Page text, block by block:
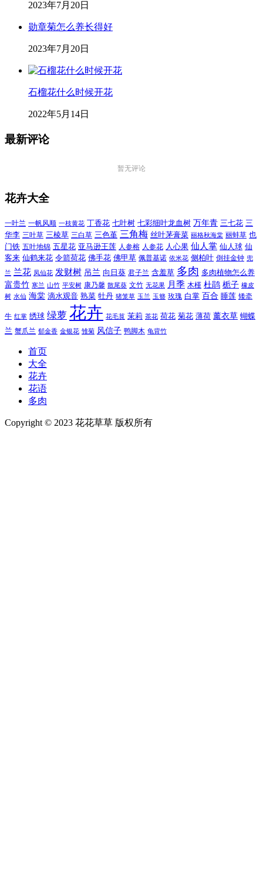
2023年7月20日
勋章菊怎么养长得好
2023年7月20日
石榴花什么时候开花
2022年5月14日
最新评论
暂无评论
花卉大全
一叶兰 一帆风顺 一枝黄花 丁香花 七叶树 七彩细叶龙血树 万年青 三七花 三
华李 三叶草 三棱草 三白草 三色堇 三角梅 丝叶茅膏菜 丽格秋海棠 丽蚌草 也
门铁 五叶地锦 五星花 亚马逊王莲 人参榕 人参花 人心果 仙人掌 仙人球 仙
客来 仙鹤来花 令箭荷花 佛手花 佛甲草 佩普基诺 依米花 侧柏叶 倒挂金钟 兜
兰 兰花 凤仙花 发财树 吊兰 向日葵 君子兰 含羞草 多肉 多肉植物怎么养
富贵竹 寒兰 山竹 平安树 康乃馨 散尾葵 文竹 无花果 月季 木槿 杜鹃 栀子 橡皮
树 水仙 海棠 滴水观音 熟菜 牡丹 猪笼草 玉兰 玉簪 玫瑰 白掌 百合 睡莲 矮牵
牛 红掌 绣球 绿萝 花卉 花毛茛 茉莉 茶花 荷花 菊花 薄荷 薰衣草 蝴蝶
兰 蟹爪兰 郁金香 金银花 雏菊 风信子 鸭脚木 龟背竹
首页
大全
花卉
花语
多肉
Copyright © 2023 花花草草 版权所有